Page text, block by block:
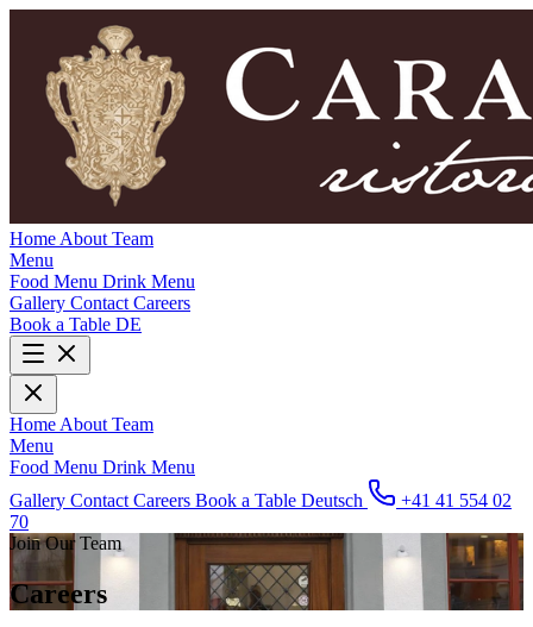
Home About Team
Menu
Food Menu Drink Menu
Gallery Contact Careers
Book a Table DE
Home About Team
Menu
Food Menu Drink Menu
Gallery Contact Careers Book a Table Deutsch
+41 41 554 02
70
Join Our Team
Careers